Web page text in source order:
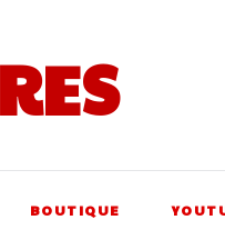
BOUTIQUE